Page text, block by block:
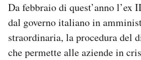
Da febbraio di quest’anno l’ex
dal governo italiano in
straordinaria, la procedura del
che permette alle aziende in